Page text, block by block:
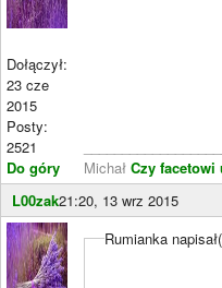
Dołączył:
23 cze
2015
Posty:
2521
Do góry
Michał Czy facetowi
L00zak21:20, 13 wrz 2015
Rumianka